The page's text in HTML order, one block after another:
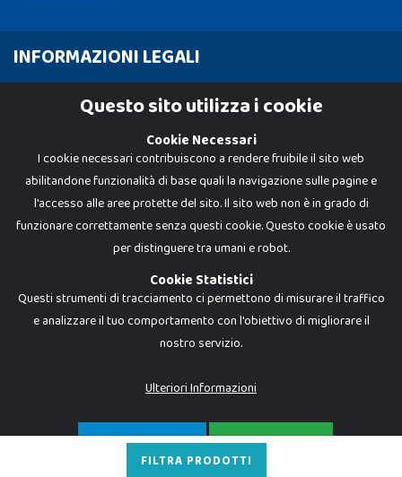
FILTRA PRODOTTI
INFORMAZIONI LEGALI
Cookie Policy
Dadi e Mattoncini è un brand di Giocabene Srl. Ogni riproduzione o utilizzo non
I prezzi e le promozioni pubblicate potrebbero differire da quanto esposto in
P.IVA 02608090425 - REA AN201199 - C.S. 10.000 i.v.
Questo sito utilizza i cookie
Cookie Necessari
I cookie necessari contribuiscono a rendere fruibile il sito web
abilitandone funzionalità di base quali la navigazione sulle pagine e
l'accesso alle aree protette del sito. Il sito web non è in grado di
funzionare correttamente senza questi cookie. Questo cookie è usato
per distinguere tra umani e robot.
Cookie Statistici
Questi strumenti di tracciamento ci permettono di misurare il traffico
e analizzare il tuo comportamento con l'obiettivo di migliorare il
nostro servizio.
Ulteriori Informazioni
SOLO NECESSARI ACCETTA TUTTO